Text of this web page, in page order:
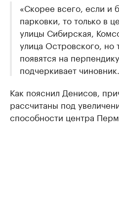
«Скорее всего, если и
парковки, то только в
улицы Сибирская,
улица Островского, но
появятся на
подчеркивает чиновник.
Как пояснил Денисов,
рассчитаны под
способности центра